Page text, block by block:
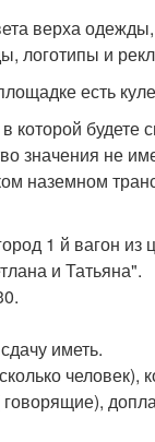
верха одежды,
логотипы и
есть
будете
значения не
наземном
1 й вагон
и Татьяна".
иметь.
говорящие),